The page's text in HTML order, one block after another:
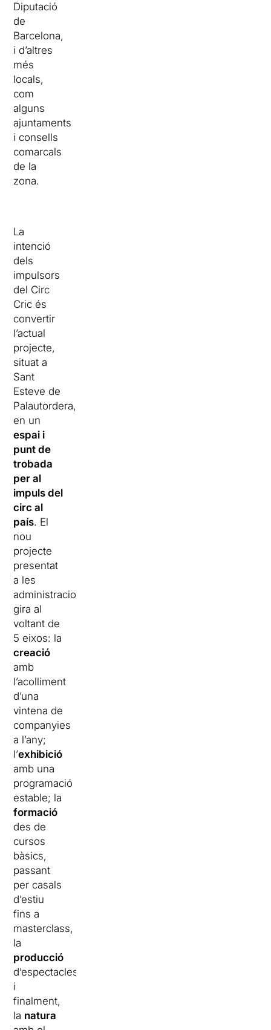
Diputació
de
Barcelona,
i d’altres
més
locals,
com
alguns
ajuntaments
i consells
comarcals
de la
zona.
La
intenció
dels
impulsors
del Circ
Cric és
convertir
l’actual
projecte,
situat a
Sant
Esteve de
Palautordera,
en un
espai i
punt de
trobada
per al
impuls del
circ al
país. El
nou
projecte
presentat
a les
administracions
gira al
voltant de
5 eixos: la
creació
amb
l’acolliment
d’una
vintena de
companyies
a l’any;
l’exhibició
amb una
programació
estable; la
formació
des de
cursos
bàsics,
passant
per casals
d’estiu
fins a
masterclass,
la
producció
d’espectacles,
i
finalment,
la natura